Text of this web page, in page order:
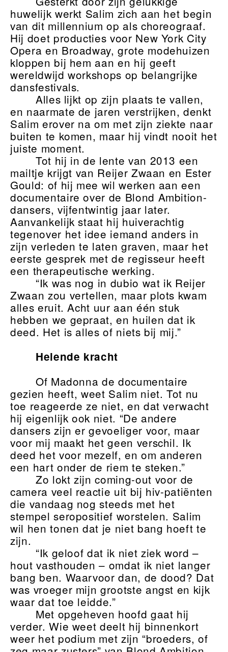
huwelijk werkt Salim zich aan het begin
van dit millennium op als choreograaf.
Hij doet producties voor New York City
Opera en Broadway, grote modehuizen
kloppen bij hem aan en hij geeft
wereldwijd workshops op belangrijke
dansfestivals.
Alles lijkt op zijn plaats te vallen,
en naarmate de jaren verstrijken, denkt
Salim erover na om met zijn ziekte naar
buiten te komen, maar hij vindt nooit het
juiste moment.
Tot hij in de lente van 2013 een
mailtje krijgt van Reijer Zwaan en Ester
Gould: of hij mee wil werken aan een
documentaire over de Blond Ambition-
dansers, vijfentwintig jaar later.
Aanvankelijk staat hij huiverachtig
tegenover het idee iemand anders in
zijn verleden te laten graven, maar het
eerste gesprek met de regisseur heeft
een therapeutische werking.
“Ik was nog in dubio wat ik Reijer
Zwaan zou vertellen, maar plots kwam
alles eruit. Acht uur aan één stuk
hebben we gepraat, en huilen dat ik
deed. Het is alles of niets bij mij.”
Helende kracht
Of Madonna de documentaire
gezien heeft, weet Salim niet. Tot nu
toe reageerde ze niet, en dat verwacht
hij eigenlijk ook niet. “De andere
dansers zijn er gevoeliger voor, maar
voor mij maakt het geen verschil. Ik
deed het voor mezelf, en om anderen
een hart onder de riem te steken.”
Zo lokt zijn coming-out voor de
camera veel reactie uit bij hiv-patiënten
die vandaag nog steeds met het
stempel seropositief worstelen. Salim
wil hen tonen dat je niet bang hoeft te
zijn.
“Ik geloof dat ik niet ziek word –
hout vasthouden – omdat ik niet langer
bang ben. Waarvoor dan, de dood? Dat
was vroeger mijn grootste angst en kijk
waar dat toe leidde.”
Met opgeheven hoofd gaat hij
verder. Wie weet deelt hij binnenkort
weer het podium met zijn “broeders, of